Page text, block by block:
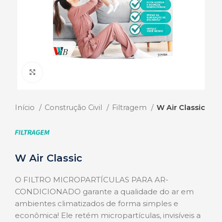
Início Construção Civil Filtragem W Air Classic
W Air Classic
O FILTRO MICROPARTÍCULAS PARA AR-
CONDICIONADO garante a qualidade do ar em
ambientes climatizados de forma simples e
econômica! Ele retém micropartículas, invisíveis a